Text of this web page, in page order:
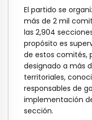
El partido se
más de 2 mil
las 2,904
propósito es
de estos comités,
designado a más
territoriales,
responsables de
implementación
sección.